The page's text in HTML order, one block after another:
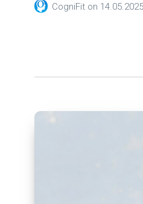
CogniFit on 14.05.2025